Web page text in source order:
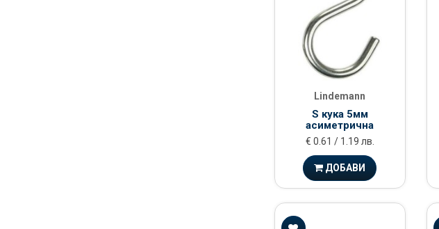
Lindemann
S кука 5мм
асиметрична
€ 0.61 / 1.19 лв.
ДОБАВИ